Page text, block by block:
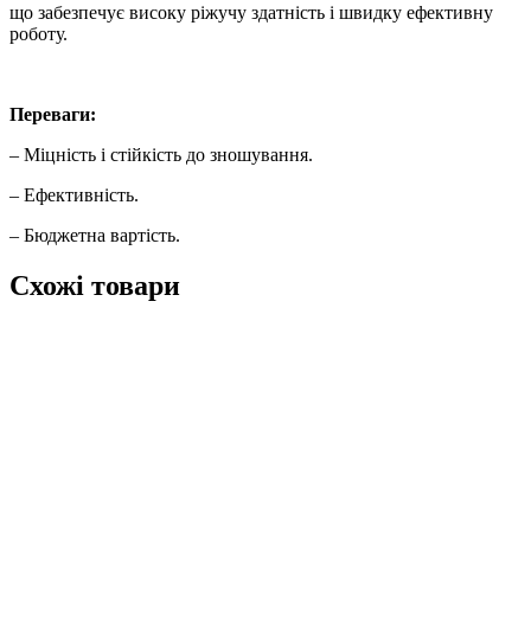
що забезпечує високу ріжучу здатність і швидку ефективну
роботу.
Переваги:
– Міцність і стійкість до зношування.
– Ефективність.
– Бюджетна вартість.
Схожі товари